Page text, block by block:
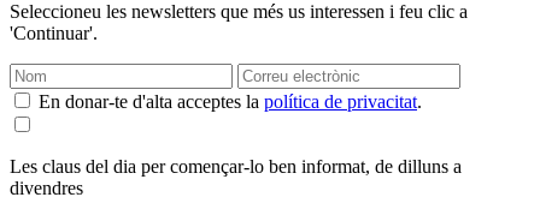
Seleccioneu les newsletters que més us interessen i feu clic a
'Continuar'.
En donar-te d'alta acceptes la política de privacitat.
Les claus del dia per començar-lo ben informat, de dilluns a
divendres